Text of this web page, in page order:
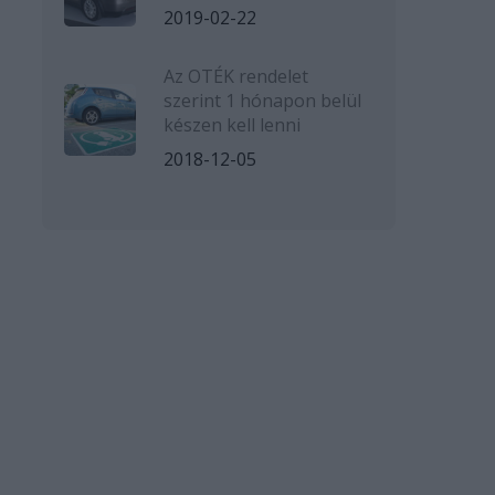
2019-02-22
Az OTÉK rendelet
szerint 1 hónapon belül
készen kell lenni
2018-12-05